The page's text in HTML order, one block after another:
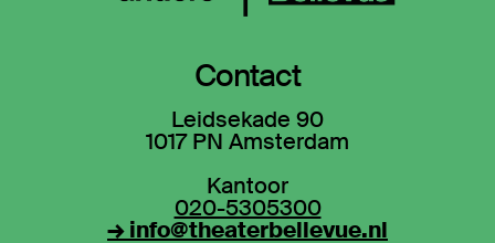
Contact
Leidsekade 90
1017 PN Amsterdam
Kantoor
020-5305300
→ info@theaterbellevue.nl